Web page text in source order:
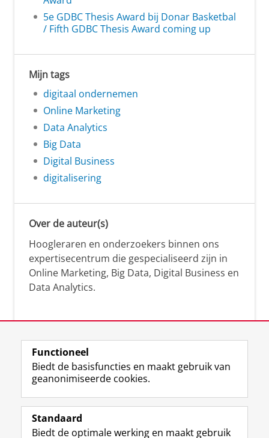
5e GDBC Thesis Award bij Donar Basketbal
/ Fifth GDBC Thesis Award coming up
Mijn tags
digitaal ondernemen
Online Marketing
Data Analytics
Big Data
Digital Business
digitalisering
Over de auteur(s)
Hoogleraren en onderzoekers binnen ons
expertisecentrum die gespecialiseerd zijn in
Online Marketing, Big Data, Digital Business en
Data Analytics.
Over deze blog
Via deze blog vertalen onze experts hun
actuele wetenschappelijke kennis naar
Functioneel
Biedt de basisfuncties en maakt gebruik van
geanonimiseerde cookies.
Standaard
Biedt de optimale werking en maakt gebruik